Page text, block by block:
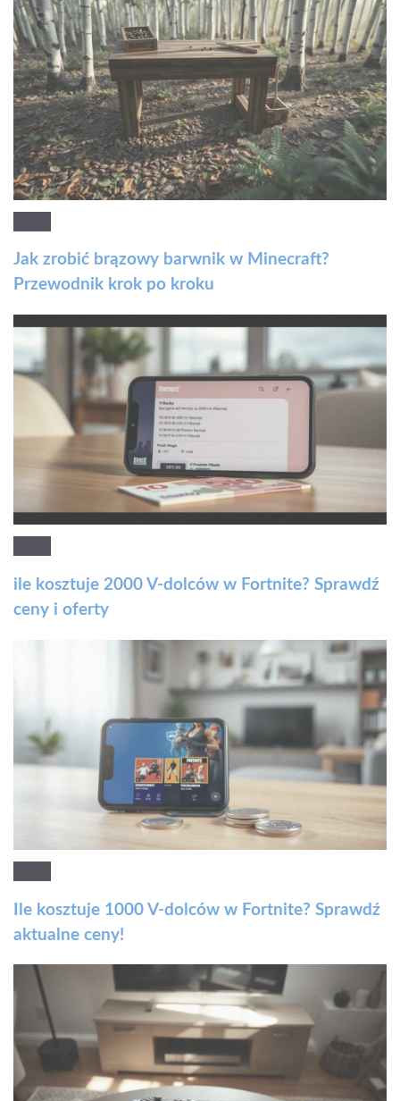
Jak zrobić brązowy barwnik w Minecraft?
Przewodnik krok po kroku
ile kosztuje 2000 V-dolców w Fortnite? Sprawdź
ceny i oferty
Ile kosztuje 1000 V-dolców w Fortnite? Sprawdź
aktualne ceny!